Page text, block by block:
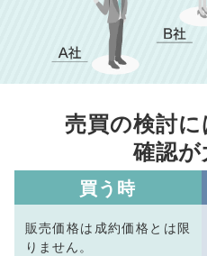
売買の検討
確認が
買う時
販売価格は成約価格とは限
りません。